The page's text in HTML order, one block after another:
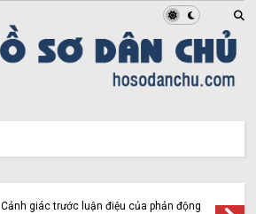
Cảnh giác trước luận điệu của phản động